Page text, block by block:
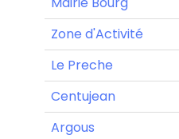
Zone d'Activité
Le Preche
Centujean
Argous